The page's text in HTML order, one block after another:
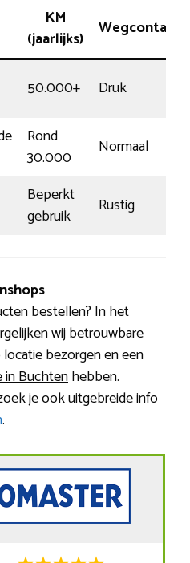
KM
(jaarlijks)
Wegcontact
50.000+
Druk
Rond
30.000
Normaal
Beperkt
gebruik
Rustig
bestellen? In het
wij betrouwbare
bezorgen en een
in Buchtenhebben.
je ook uitgebreide info
.